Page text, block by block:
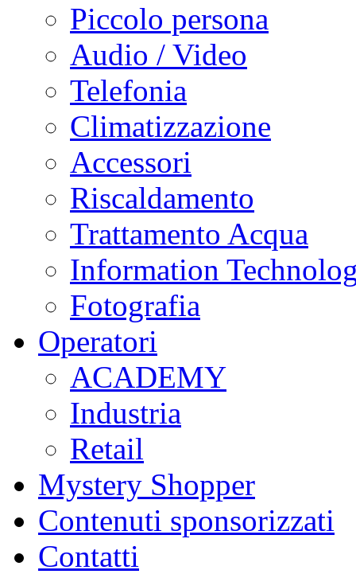
Piccolo persona
Audio / Video
Telefonia
Climatizzazione
Accessori
Riscaldamento
Trattamento Acqua
Information
Fotografia
Operatori
ACADEMY
Industria
Retail
Mystery Shopper
Contenuti sponsorizzati
Contatti